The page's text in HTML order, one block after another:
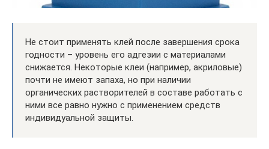
Не стоит применять клей после завершения срока
годности – уровень его адгезии с материалами
снижается. Некоторые клеи (например, акриловые)
почти не имеют запаха, но при наличии
органических растворителей в составе работать с
ними все равно нужно с применением средств
индивидуальной защиты.